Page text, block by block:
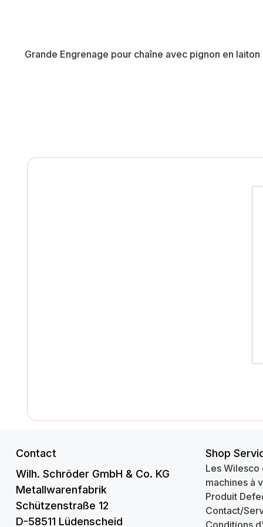
Grande Engrenage pour chaîne avec pignon en
Contact
Wilh. Schröder GmbH & Co. KG
Metallwarenfabrik
Schützenstraße 12
D-58511 Lüdenscheid
Shop
Les
machines à
Produit
Contact/
Conditions